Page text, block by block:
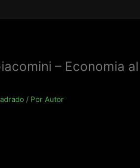
– Economia al
/ PorAutor